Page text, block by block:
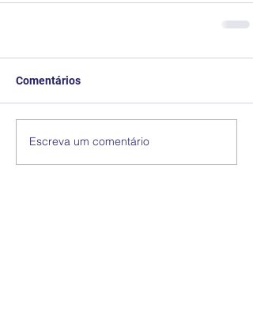
Comentários
Escreva um comentário